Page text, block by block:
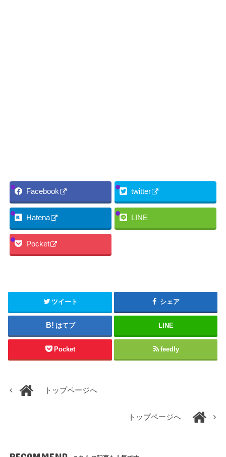
Facebook twitter
Hatena LINE
Pocket
ツイート シェア
はてブ LINE
Pocket feedly
トップページへ
トップページへ